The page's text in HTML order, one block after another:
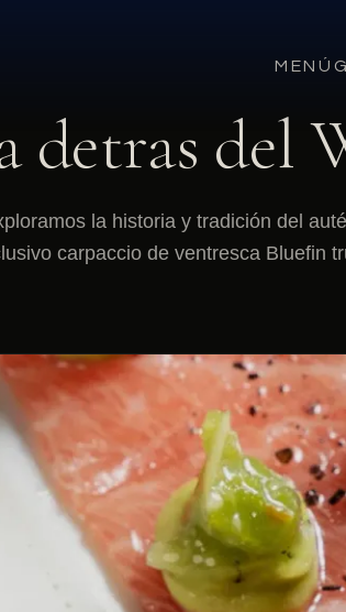
MENÚ
detras del
la historia y tradición del
carpaccio de ventresca Bluefin